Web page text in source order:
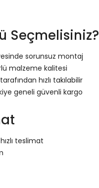
Seçmelisiniz?
sorunsuz montaj
malzeme kalitesi
hızlı takılabilir
geneli güvenli kargo
teslimat